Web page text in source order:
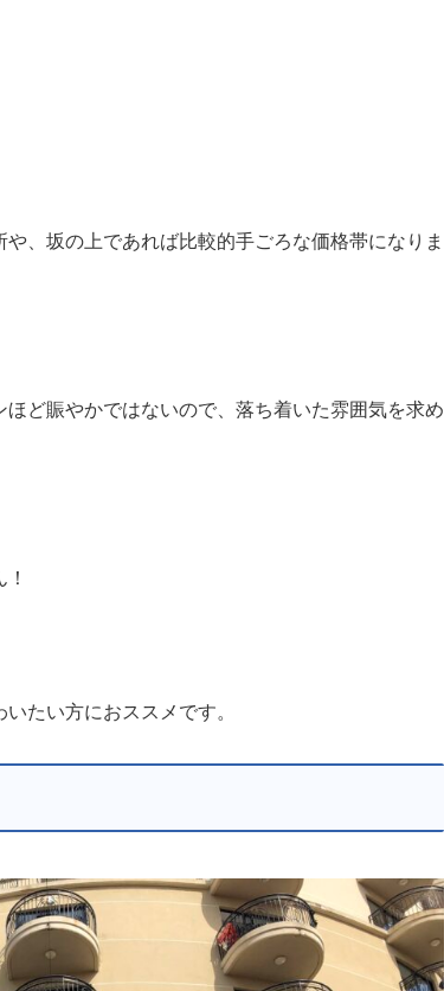
、坂の上であれば比較的手ごろな価格帯になりま
ど賑やかではないので、落ち着いた雰囲気を求め
たい方におススメです。